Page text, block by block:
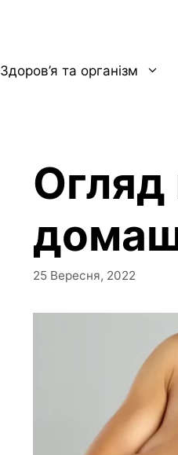
Здоров’я та організм
Огляд
25 Вересня, 2022